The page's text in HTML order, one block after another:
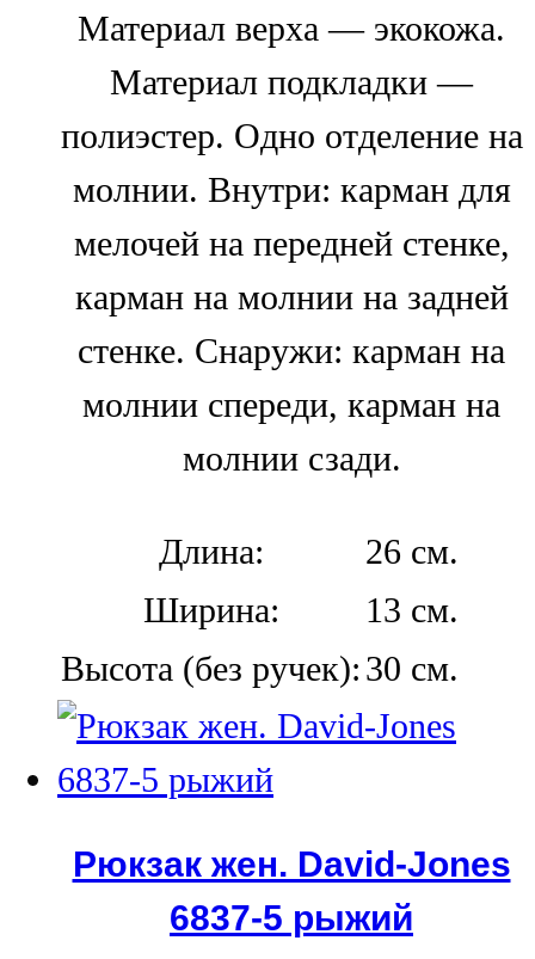
Материал верха — экокожа.
Материал подкладки —
полиэстер. Одно отделение на
молнии. Внутри: карман для
мелочей на передней стенке,
карман на молнии на задней
стенке. Снаружи: карман на
молнии спереди, карман на
молнии сзади.
Длина:
26 см.
Ширина:
13 см.
Высота (без ручек): 30 см.
Рюкзак жен. David-Jones
6837-5 рыжий